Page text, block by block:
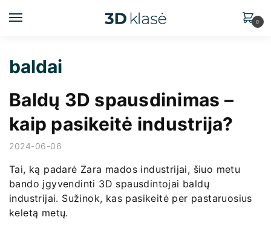
0
baldai
Baldų 3D spausdinimas –
kaip pasikeitė industrija?
2024-06-06
Tai, ką padarė Zara mados industrijai, šiuo metu
bando įgyvendinti 3D spausdintojai baldų
industrijai. Sužinok, kas pasikeitė per pastaruosius
keletą metų.